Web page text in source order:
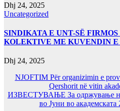
Dhj 24, 2025
Uncategorized
SINDIKATA E UNT-SË
KOLEKTIVE ME KUVENDIN E
Dhj 24, 2025
NJOFTIM Për organizimin e
Qershorit në vitin
ИЗВЕСТУВАЊЕ За одржување на
во Јуни во